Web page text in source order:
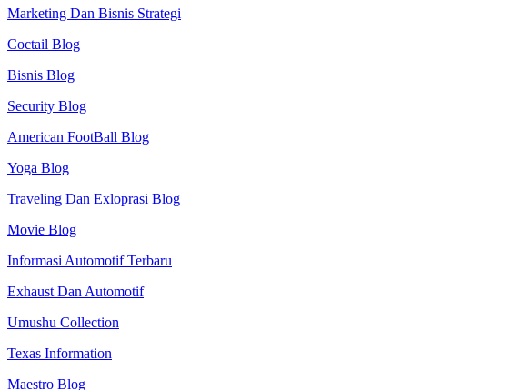
Marketing Dan Bisnis Strategi
Coctail Blog
Bisnis Blog
Security Blog
American FootBall Blog
Yoga Blog
Traveling Dan Exloprasi Blog
Movie Blog
Informasi Automotif Terbaru
Exhaust Dan Automotif
Umushu Collection
Texas Information
Maestro Blog